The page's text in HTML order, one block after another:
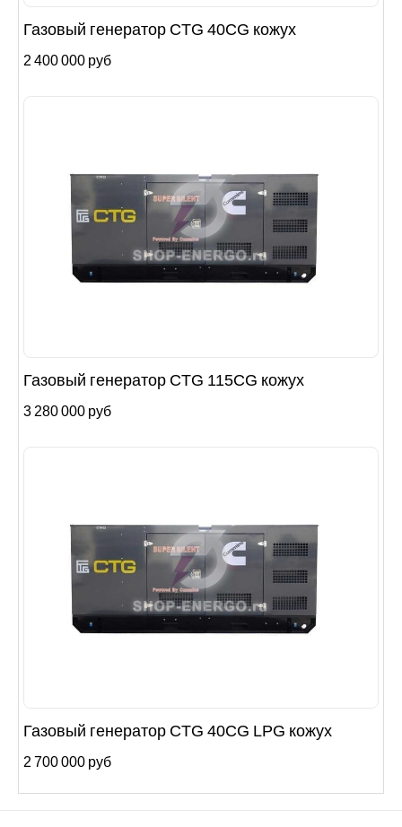
Газовый генератор CTG 40CG кожух
2 400 000 руб
Газовый генератор CTG 115CG кожух
3 280 000 руб
Газовый генератор CTG 40CG LPG кожух
2 700 000 руб